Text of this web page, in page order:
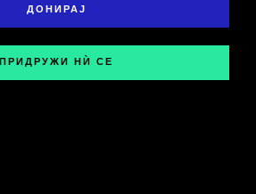
ДОНИРАЈ
ПРИДРУЖИ НЍ СЕ